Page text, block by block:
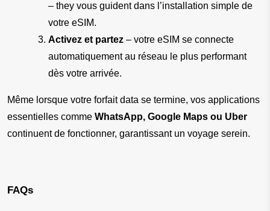
– they vous guident dans l’installation simple de
votre eSIM.
Activez et partez – votre eSIM se connecte
automatiquement au réseau le plus performant
dès votre arrivée.
Même lorsque votre forfait data se termine, vos applications
essentielles comme WhatsApp, Google Maps ou Uber
continuent de fonctionner, garantissant un voyage serein.
FAQs